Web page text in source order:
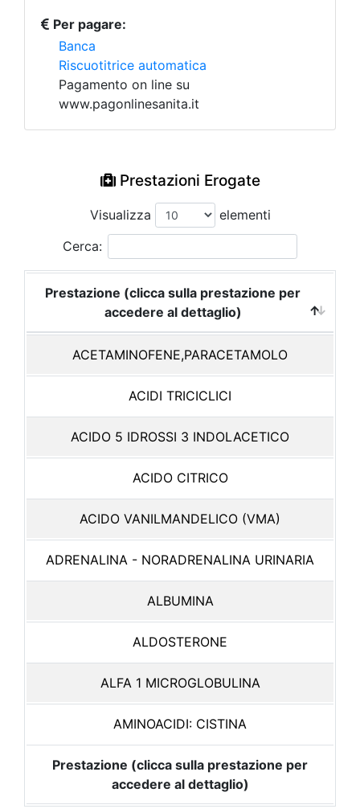
Per pagare:
Banca
Riscuotitrice automatica
Pagamento on line su
www.pagonlinesanita.it
Prestazioni Erogate
Visualizza
elementi
Cerca:
Prestazione (clicca sulla prestazione per
accedere al dettaglio)
ACETAMINOFENE,PARACETAMOLO
ACIDI TRICICLICI
ACIDO 5 IDROSSI 3 INDOLACETICO
ACIDO CITRICO
ACIDO VANILMANDELICO (VMA)
ADRENALINA - NORADRENALINA URINARIA
ALBUMINA
ALDOSTERONE
ALFA 1 MICROGLOBULINA
AMINOACIDI: CISTINA
Prestazione (clicca sulla prestazione per
accedere al dettaglio)